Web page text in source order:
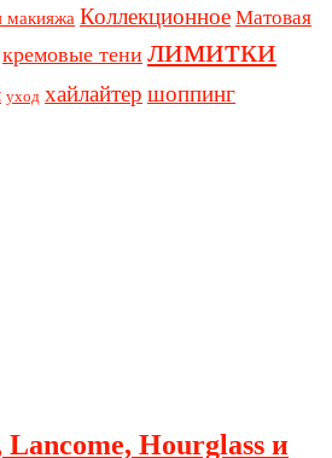
макияжа Коллекционное Матовая
кремовые тени лимитки
уход хайлайтер шоппинг
Hourglass и